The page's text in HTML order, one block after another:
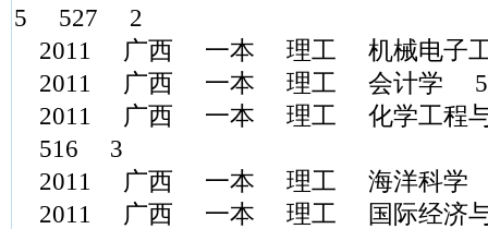
5 527 2
2011 广西 一本 理工 机械电子
2011 广西 一本 理工 会计学
2011 广西 一本 理工 化学工程与
516 3
2011 广西 一本 理工 海洋科
2011 广西 一本 理工 国际经济